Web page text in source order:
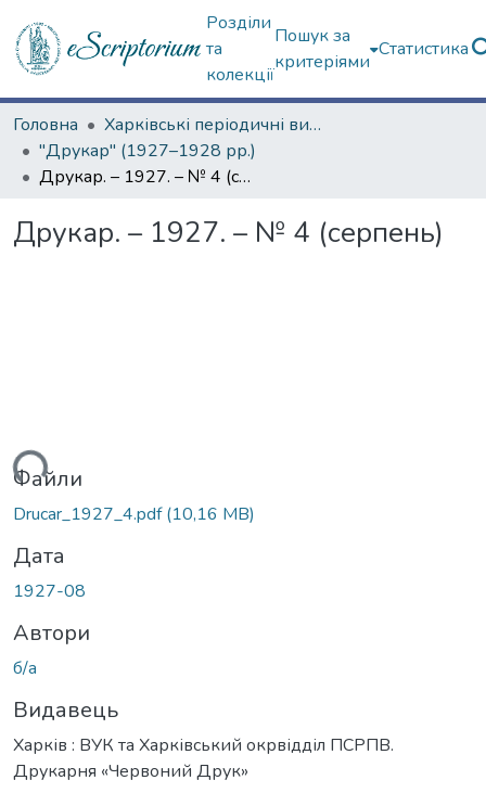
Розділи
та
колекції
Пошук за
критеріями
Статистика
Головна
Харківські періодичні видання
"Друкар" (1927–1928 рр.)
Друкар. – 1927. – № 4 (серпень)
Друкар. – 1927. – № 4 (серпень)
Файли
Drucar_1927_4.pdf(10,16 MB)
Дата
1927-08
Автори
б/а
Видавець
Харків : ВУК та Харківський окрвідділ ПСРПВ.
Друкарня «Червоний Друк»